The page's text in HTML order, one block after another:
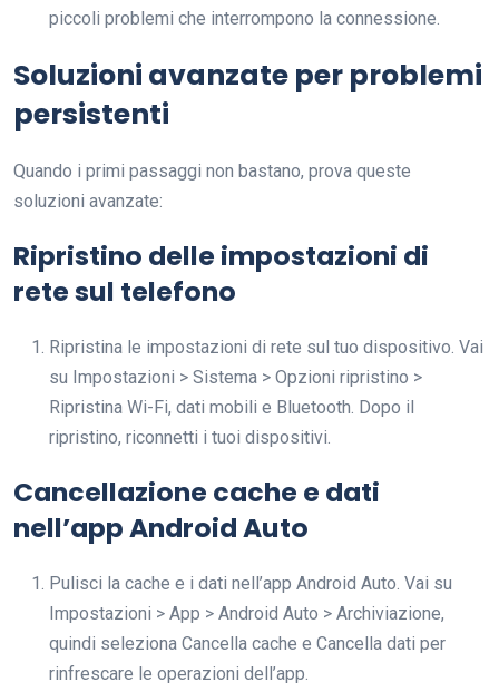
piccoli problemi che interrompono la connessione.
Soluzioni avanzate per problemi
persistenti
Quando i primi passaggi non bastano, prova queste
soluzioni avanzate:
Ripristino delle impostazioni di
rete sul telefono
Ripristina le impostazioni di rete sul tuo dispositivo. Vai
su Impostazioni > Sistema > Opzioni ripristino >
Ripristina Wi-Fi, dati mobili e Bluetooth. Dopo il
ripristino, riconnetti i tuoi dispositivi.
Cancellazione cache e dati
nell’app Android Auto
Pulisci la cache e i dati nell’app Android Auto. Vai su
Impostazioni > App > Android Auto > Archiviazione,
quindi seleziona Cancella cache e Cancella dati per
rinfrescare le operazioni dell’app.